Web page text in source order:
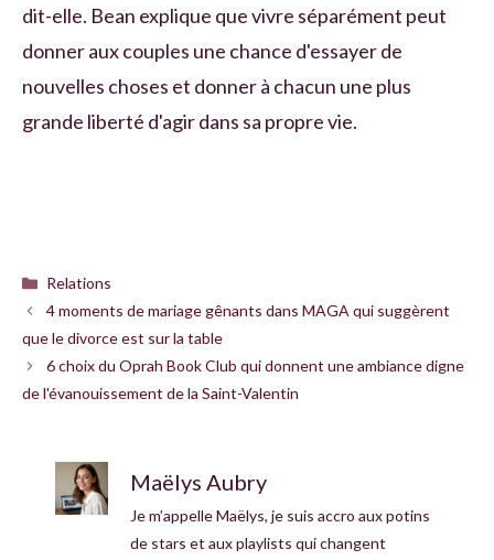
dit-elle. Bean explique que vivre séparément peut
donner aux couples une chance d'essayer de
nouvelles choses et donner à chacun une plus
grande liberté d'agir dans sa propre vie.
Catégories
Relations
4 moments de mariage gênants dans MAGA qui suggèrent
que le divorce est sur la table
6 choix du Oprah Book Club qui donnent une ambiance digne
de l'évanouissement de la Saint-Valentin
Maëlys Aubry
Je m’appelle Maëlys, je suis accro aux potins
de stars et aux playlists qui changent